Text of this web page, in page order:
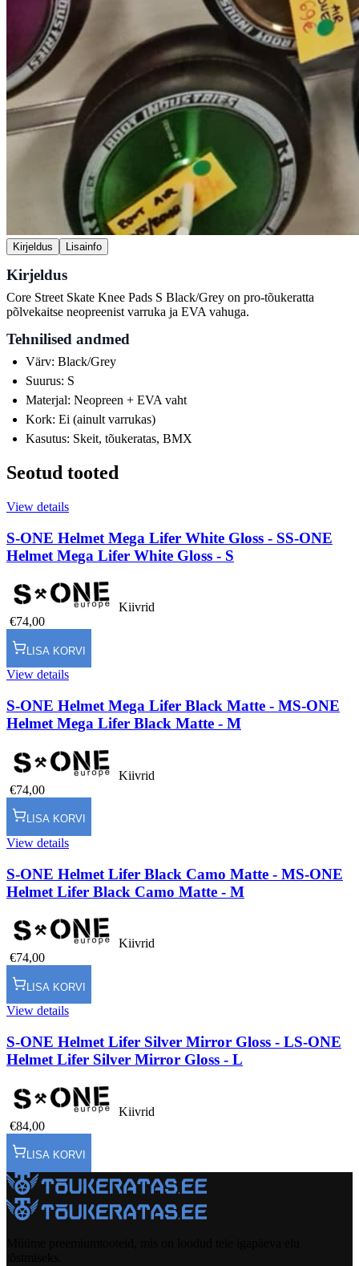
Kirjeldus Lisainfo
Kirjeldus
Core Street Skate Knee Pads S Black/Grey on pro-tõukeratta
põlvekaitse neopreenist varruka ja EVA vahuga.
Tehnilised andmed
Värv: Black/Grey
Suurus: S
Materjal: Neopreen + EVA vaht
Kork: Ei (ainult varrukas)
Kasutus: Skeit, tõukeratas, BMX
Seotud tooted
View details
S-ONE Helmet Mega Lifer White Gloss - SS-ONE
Helmet Mega Lifer White Gloss - S
Kiivrid
€74,00
LISA KORVI
View details
S-ONE Helmet Mega Lifer Black Matte - MS-ONE
Helmet Mega Lifer Black Matte - M
Kiivrid
€74,00
LISA KORVI
View details
S-ONE Helmet Lifer Black Camo Matte - MS-ONE
Helmet Lifer Black Camo Matte - M
Kiivrid
€74,00
LISA KORVI
View details
S-ONE Helmet Lifer Silver Mirror Gloss - LS-ONE
Helmet Lifer Silver Mirror Gloss - L
Kiivrid
€84,00
LISA KORVI